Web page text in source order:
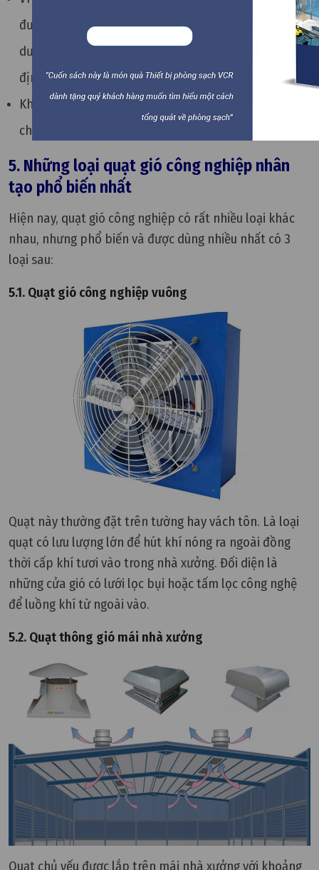
đường ống dẫn… nên phải vệ sinh liên tục, bảo
dưỡng hệ thống để đảm bảo nó luôn vận hành ổn
định.
Khi lắp đặt phải có đơn vị tư vấn, thiết kế, thi công
chuyên nghiệp.
5. Những loại quạt gió công nghiệp nhân
tạo phổ biến nhất
Hiện nay, quạt gió công nghiệp có rất nhiều loại khác
nhau, nhưng phổ biến và được dùng nhiều nhất có 3
loại sau:
5.1. Quạt gió công nghiệp vuông
Quạt này thường đặt trên tường hay vách tôn. Là loại
quạt có lưu lượng lớn để hút khí nóng ra ngoài đồng
thời cấp khí tươi vào trong nhà xưởng. Đối diện là
những cửa gió có lưới lọc bụi hoặc tấm lọc công nghệ
để luồng khí từ ngoài vào.
5.2. Quạt thông gió mái nhà xưởng
Quạt chủ yếu được lắp trên mái nhà xưởng với khoảng